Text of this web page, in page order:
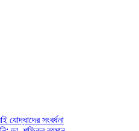
যোদ্ধাদের সংবর্ধনা